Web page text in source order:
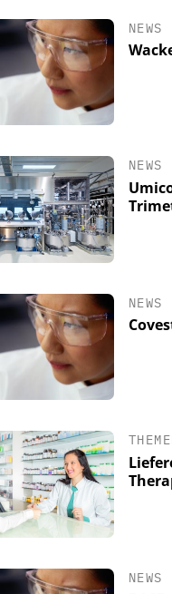
NEWS
NEWS
NEWS
NEWS